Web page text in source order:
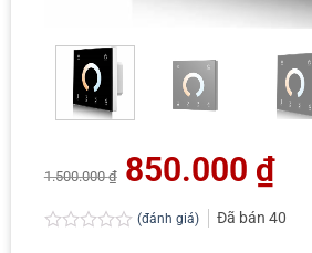
1.500.000₫
Original
price
was:
850.000 ₫Current
is:
(đánh giá) Đã bán 40